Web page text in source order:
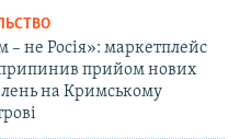
– не Росія»: маркетплейс
прийом нових
на Кримському